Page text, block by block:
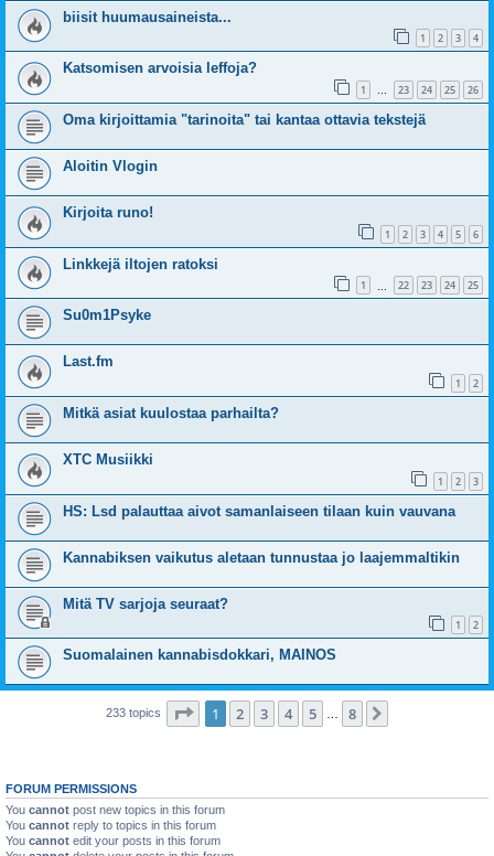
biisit huumausaineista...
1 2 3 4
Katsomisen arvoisia leffoja?
1 … 23 24 25 26
Oma kirjoittamia "tarinoita" tai kantaa ottavia tekstejä
Aloitin Vlogin
Kirjoita runo!
1 2 3 4 5 6
Linkkejä iltojen ratoksi
1 22 23 24 25
Su0m1Psyke
Last.fm
1 2
Mitkä asiat kuulostaa parhailta?
XTC Musiikki
1 2 3
HS: Lsd palauttaa aivot samanlaiseen tilaan kuin vauvana
Kannabiksen vaikutus aletaan tunnustaa jo laajemmaltikin
Mitä TV sarjoja seuraat?
1 2
Suomalainen kannabisdokkari, MAINOS
233 topics Page 1of 8
1 2 3 4 5 8
FORUM PERMISSIONS
You cannot post new topics in this forum
You cannot reply to topics in this forum
You cannot edit your posts in this forum